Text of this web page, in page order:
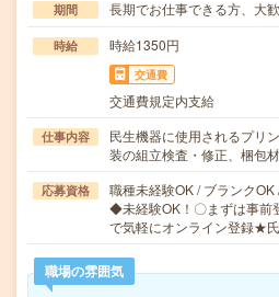
期間 長期でお仕事できる方、大歓
時給 時給1350円
交通費
交通費規定内支給
仕事内容
民生機器に使用されるプリ
装の組立検査・修正、梱包
応募資格
職種未経験OK / ブランクOK
◆未経験OK！〇まずは事前
で気軽にオンライン登録★
職場の雰囲気